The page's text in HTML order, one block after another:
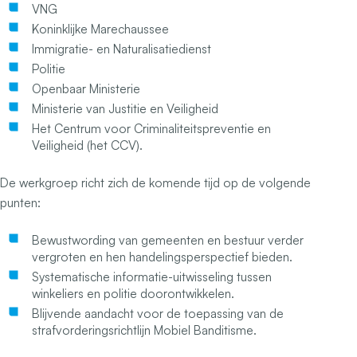
VNG
Koninklijke Marechaussee
Immigratie- en Naturalisatiedienst
Politie
Openbaar Ministerie
Ministerie van Justitie en Veiligheid
Het Centrum voor Criminaliteitspreventie en
Veiligheid (het CCV).
De werkgroep richt zich de komende tijd op de volgende
punten:
Bewustwording van gemeenten en bestuur verder
vergroten en hen handelingsperspectief bieden.
Systematische informatie-uitwisseling tussen
winkeliers en politie doorontwikkelen.
Blijvende aandacht voor de toepassing van de
strafvorderingsrichtlijn Mobiel Banditisme.